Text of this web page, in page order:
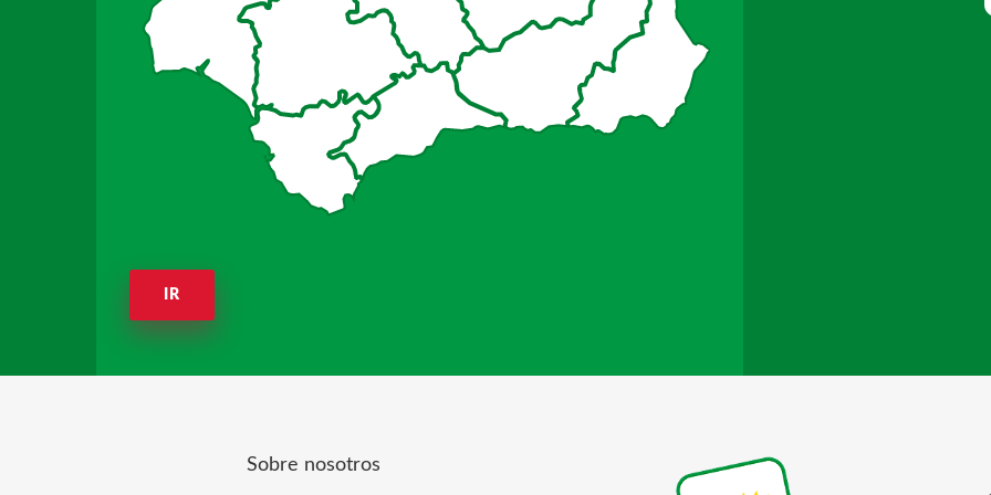
IR
Sobre nosotros